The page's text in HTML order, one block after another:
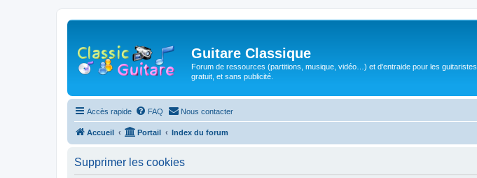
Guitare Classique
Forum de ressources (partitions, musique, vidéo…) et d'entraide pour les
gratuit, et sans publicité.
Accès rapide FAQ Nous contacter
Accueil Portail Index du forum
Supprimer les cookies